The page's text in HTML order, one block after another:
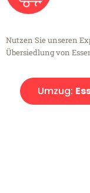
Nutzen Sie unseren
Übersiedlung von
Umzug: